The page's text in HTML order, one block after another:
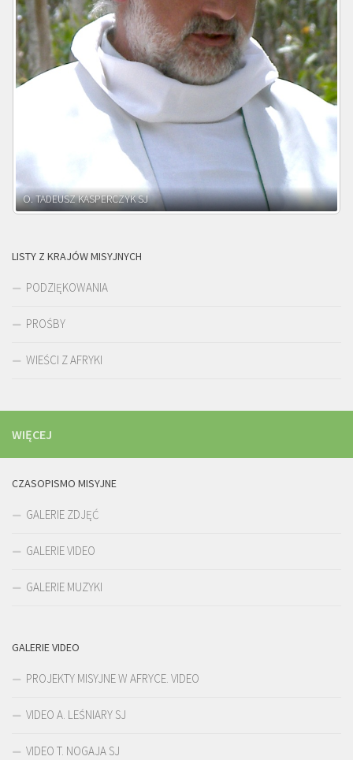
O. ADNRZEJ LEŚNIARA SJ
LISTY Z KRAJÓW MISYJNYCH
PODZIĘKOWANIA
PROŚBY
WIEŚCI Z AFRYKI
WIĘCEJ
CZASOPISMO MISYJNE
GALERIE ZDJĘĆ
GALERIE VIDEO
GALERIE MUZYKI
GALERIE VIDEO
PROJEKTY MISYJNE W AFRYCE. VIDEO
VIDEO A. LEŚNIARY SJ
VIDEO T. NOGAJA SJ